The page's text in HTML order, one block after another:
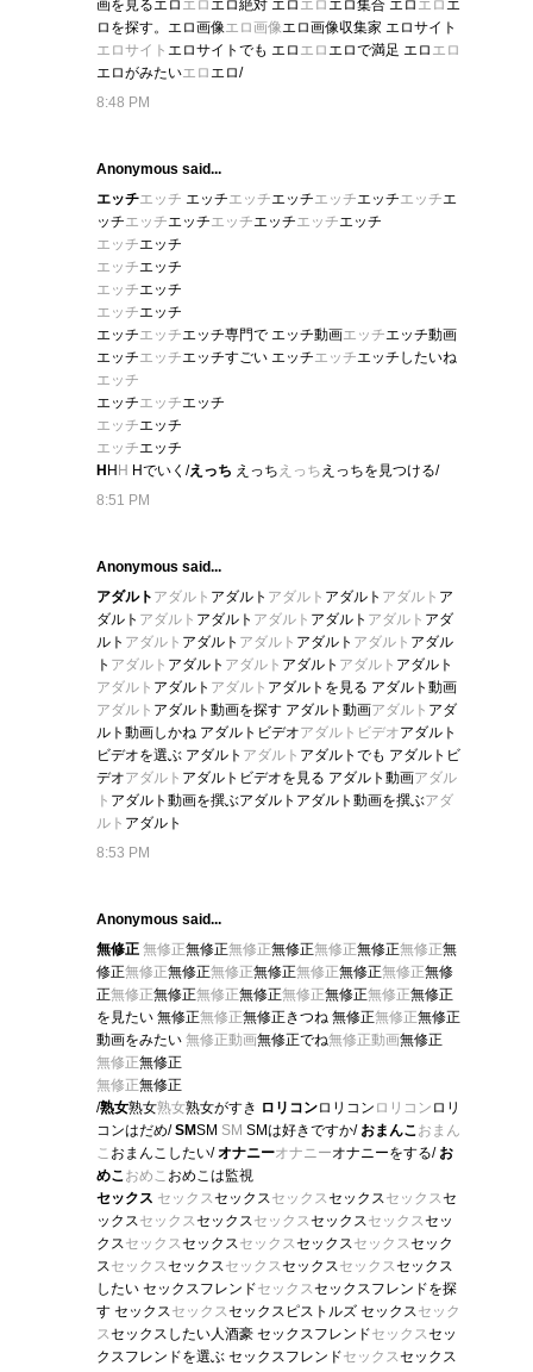
画を見るエロ エロエロ絶対 エロ エロエロ集合 エロ エロエ
ロを探す。エロ画像エロ画像エロ画像収集家 エロサイト
エロサイト エロサイトでも エロ エロエロで満足 エロ エロ
エロがみたいエロエロ/
8:48 PM
Anonymous said...
エッチエッチ エッチエッチエッチエッチエッチエッチエ
ッチエッチエッチエッチエッチエッチエッチ
エッチエッチ
エッチエッチ
エッチエッチ
エッチエッチ
エッチエッチエッチ専門で エッチ動画エッチエッチ動画
エッチエッチエッチすごい エッチエッチエッチしたいね
エッチ
エッチエッチエッチ
エッチエッチ
エッチエッチ
H H H Hでいく/えっち えっち えっち えっちを見つける/
8:51 PM
Anonymous said...
アダルト アダルト アダルト アダルト アダルト アダルト ア
ダルト アダルト アダルト アダルト アダルト アダルト アダ
ルト アダルト アダルト アダルト アダルト アダルト アダル
ト アダルト アダルト アダルト アダルト アダルト アダルト
アダルト アダルト アダルト アダルトを見る アダルト動画
アダルト アダルト動画を探す アダルト動画アダルト アダ
ルト動画しかね アダルトビデオアダルトビデオアダルト
ビデオを選ぶ アダルト アダルト アダルトでも アダルトビ
デオアダルト アダルトビデオを見る アダルト動画アダル
ト アダルト動画を撰ぶアダルトアダルト動画を撰ぶアダ
ルト アダルト
8:53 PM
Anonymous said...
無修正 無修正無修正無修正無修正無修正無修正無修正無
修正無修正無修正無修正無修正無修正無修正無修正無修
正無修正無修正無修正無修正無修正無修正無修正無修正
を見たい 無修正無修正無修正きつね 無修正無修正無修正
動画をみたい 無修正動画無修正でね無修正動画無修正
無修正無修正
無修正無修正
/熟女熟女熟女熟女がすき ロリコンロリコン ロリコン ロリ
コンはだめ/SMSM SM SMは好きですか/ おまんこおまん
こ おまんこしたい/オナニーオナニーオナニーをする/ お
めこおめこ おめこは監視
セックス セックスセックスセックスセックスセックスセ
ックスセックスセックスセックスセックスセックスセッ
クスセックスセックスセックスセックスセックスセック
スセックスセックスセックスセックスセックスセックス
したい セックスフレンドセックスセックスフレンドを探
す セックスセックスセックスピストルズ セックスセック
スセックスしたい人酒豪 セックスフレンドセックスセッ
クスフレンドを選ぶ セックスフレンドセックスセックス